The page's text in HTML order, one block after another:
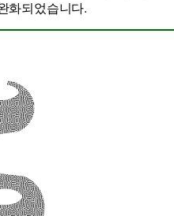
화되었습니다.